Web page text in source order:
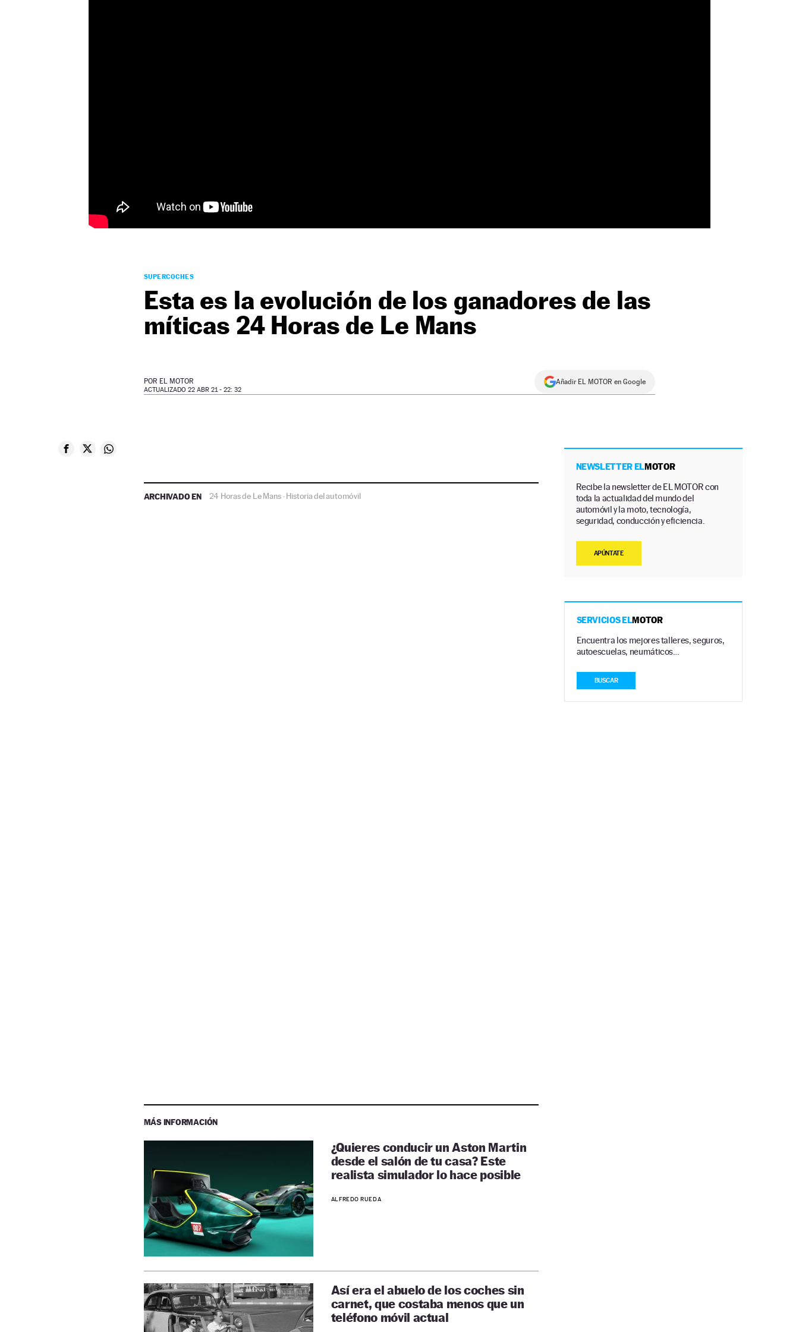
SUPERCOCHES
Esta es la evolución de los ganadores de las
míticas 24 Horas de Le Mans
POR EL MOTOR
ACTUALIZADO 22 ABR 21 - 22: 32
Añadir EL MOTOR en Google
ARCHIVADO EN 24 Horas de Le Mans ·Historia del automóvil
MÁS INFORMACIÓN
¿Quieres conducir un Aston Martin
desde el salón de tu casa? Este
realista simulador lo hace posible
ALFREDO RUEDA
Así era el abuelo de los coches sin
carnet, que costaba menos que un
teléfono móvil actual
NEWSLETTER ELMOTOR
Recibe la newsletter de EL MOTOR con
toda la actualidad del mundo del
automóvil y la moto, tecnología,
seguridad, conducción y eficiencia.
APÚNTATE
SERVICIOS ELMOTOR
Encuentra los mejores talleres, seguros,
autoescuelas, neumáticos…
BUSCAR